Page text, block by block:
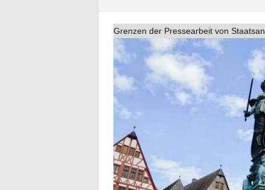
Grenzen der Pressearbeit von